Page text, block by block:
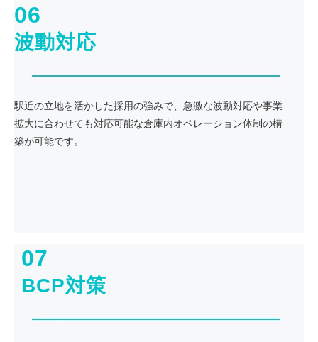
06
波動対応
駅近の立地を活かした採用の強みで、急激な波動対応や事業
拡大に合わせても対応可能な倉庫内オペレーション体制の構
築が可能です。
07
BCP対策